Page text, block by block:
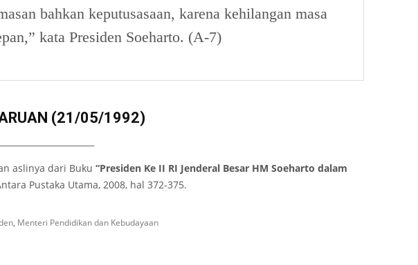
bahkan keputusasaan, karena kehilangan masa
kata Presiden Soeharto. (A-7)
(21/05/1992)
aslinya dari Buku “Presiden Ke II RI Jenderal Besar HM Soeharto dalam
Pustaka Utama, 2008, hal 372-375.
, Menteri Pendidikan dan Kebudayaan